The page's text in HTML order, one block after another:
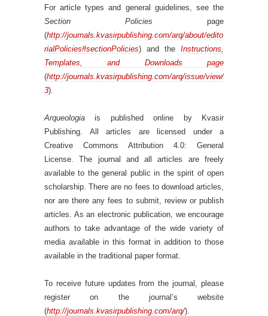
For article types and general guidelines, see the
Section Policies page
(http://journals.kvasirpublishing.com/arq/about/edito
rialPolicies#sectionPolicies) and the Instructions,
Templates, and Downloads page
(http://journals.kvasirpublishing.com/arq/issue/view/
3).
Arqueologia is published online by Kvasir
Publishing. All articles are licensed under a
Creative Commons Attribution 4.0: General
License. The journal and all articles are freely
available to the general public in the spirit of open
scholarship. There are no fees to download articles,
nor are there any fees to submit, review or publish
articles. As an electronic publication, we encourage
authors to take advantage of the wide variety of
media available in this format in addition to those
available in the traditional paper format.
To receive future updates from the journal, please
register on the journal’s website
(http://journals.kvasirpublishing.com/arq/).